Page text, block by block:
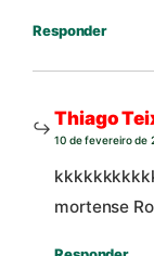
Responder
Thiago
10 de fevereiro de
mortense